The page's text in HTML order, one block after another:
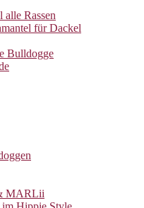
alle Rassen
für Dackel
Bulldogge
MARLii